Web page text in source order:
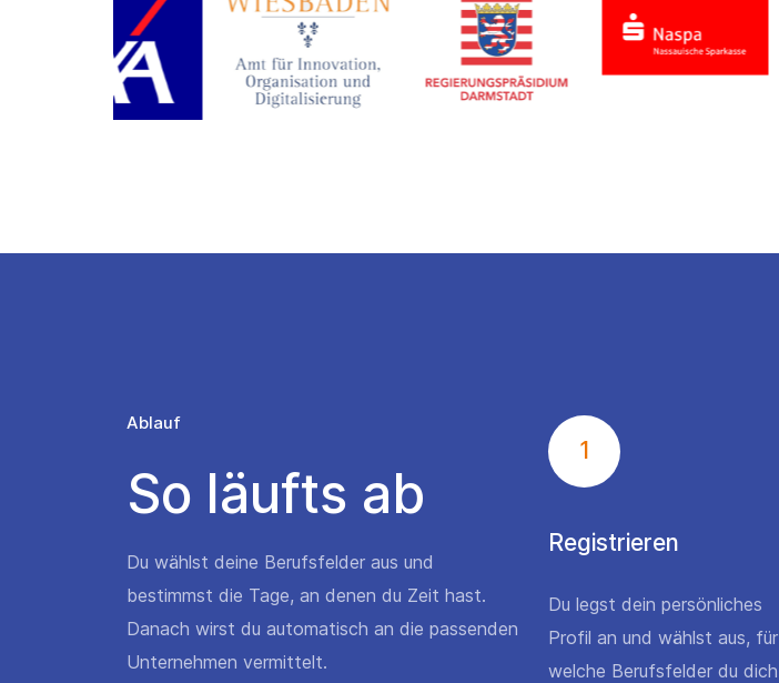
Ablauf
So läufts ab
Du wählst deine Berufsfelder aus und
bestimmst die Tage, an denen du Zeit hast.
Danach wirst du automatisch an die passenden
Unternehmen vermittelt.
1
Registrieren
Du legst dein persönliches
Profil an und wählst aus, für
welche Berufsfelder du dich